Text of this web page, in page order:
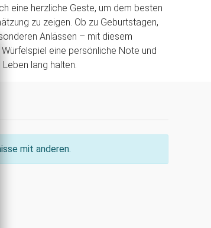
eine herzliche Geste, um dem besten
zu zeigen. Ob zu Geburtstagen,
Anlässen – mit diesem
Würfelspiel eine persönliche Note und
Leben lang halten.
mit anderen.